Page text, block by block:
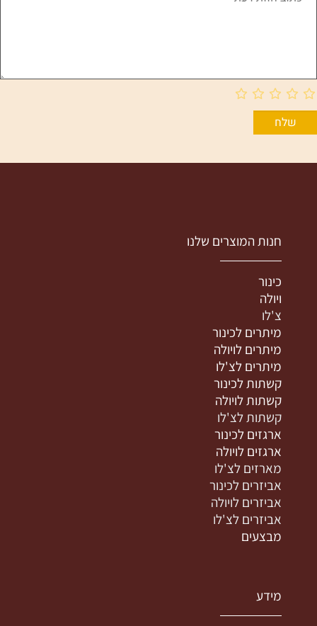
חנות המוצרים שלנו
כינור
ויולה
צ'לו
מיתרים לכינור
מיתרים לויולה
מיתרים לצ'לו
קשתות לכינור
קשתות לויולה
קשתות לצ'לו
ארגזים לכינור
ארגזים לויולה
מארזים לצ'לו
אביזרים לכינור
אביזרים לויולה
אביזרים לצ'לו
מבצעים
מידע